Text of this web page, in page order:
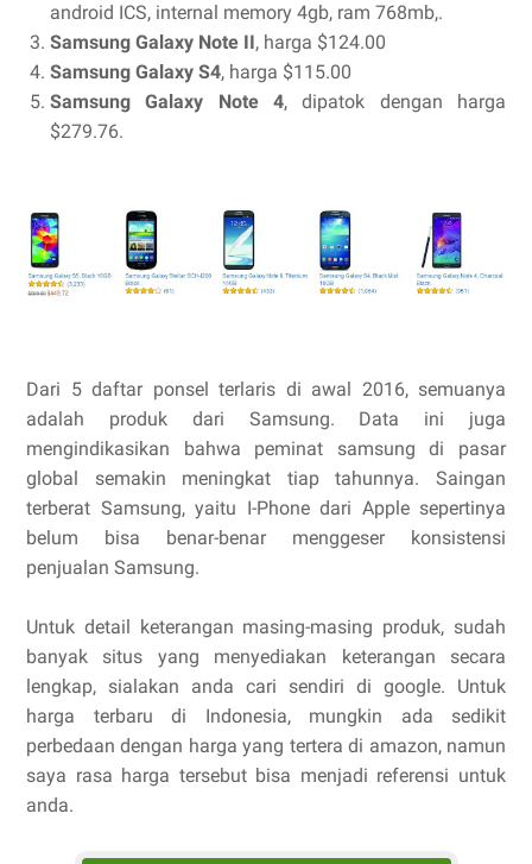
android ICS, internal memory 4gb, ram 768mb,.
Samsung Galaxy Note II, harga $124.00
Samsung Galaxy S4, harga $115.00
Samsung Galaxy Note 4, dipatok dengan harga
$279.76.
Dari 5 daftar ponsel terlaris di awal 2016, semuanya
adalah produk dari Samsung. Data ini juga
mengindikasikan bahwa peminat samsung di pasar
global semakin meningkat tiap tahunnya. Saingan
terberat Samsung, yaitu I-Phone dari Apple sepertinya
belum bisa benar-benar menggeser konsistensi
penjualan Samsung.
Untuk detail keterangan masing-masing produk, sudah
banyak situs yang menyediakan keterangan secara
lengkap, sialakan anda cari sendiri di google. Untuk
harga terbaru di Indonesia, mungkin ada sedikit
perbedaan dengan harga yang tertera di amazon, namun
saya rasa harga tersebut bisa menjadi referensi untuk
anda.